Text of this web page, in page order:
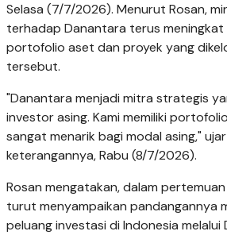
Selasa (7/7/2026). Menurut Rosan,
terhadap Danantara terus meningkat
portofolio aset dan proyek yang
tersebut.
"Danantara menjadi mitra strategis
investor asing. Kami memiliki
sangat menarik bagi modal asing,"
keterangannya, Rabu (8/7/2026).
Rosan mengatakan, dalam
turut menyampaikan pandangannya
peluang investasi di Indonesia